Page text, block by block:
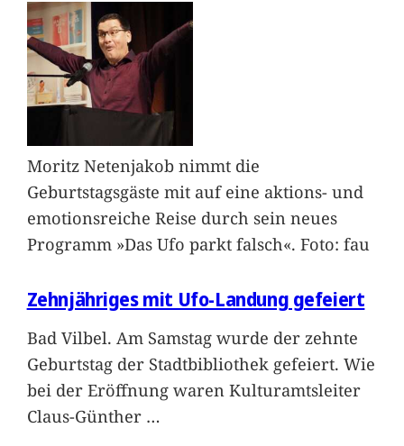
Moritz Netenjakob nimmt die
Geburtstagsgäste mit auf eine aktions- und
emotionsreiche Reise durch sein neues
Programm »Das Ufo parkt falsch«. Foto: fau
Zehnjähriges mit Ufo-Landung gefeiert
Bad Vilbel. Am Samstag wurde der zehnte
Geburtstag der Stadtbibliothek gefeiert. Wie
bei der Eröffnung waren Kulturamtsleiter
Claus-Günther …